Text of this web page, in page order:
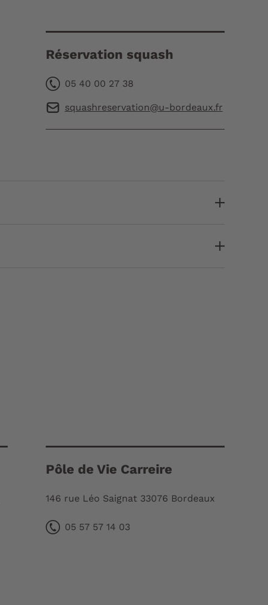
Réservation squash
05 40 00 27 38
squashreservation@u-bordeaux.fr
Pôle de Vie Carreire
146 rue Léo Saignat 33076 Bordeaux
05 57 57 14 03